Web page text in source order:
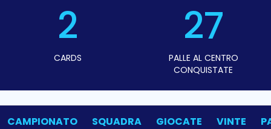
2
CARDS
27
PALLE AL CENTRO
CONQUISTATE
CAMPIONATO SQUADRA GIOCATE VINTE